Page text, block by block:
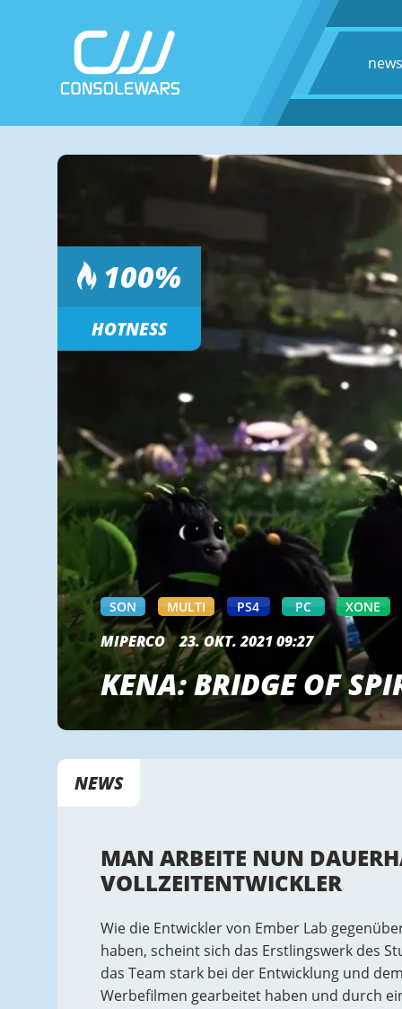
100%
HOTNESS
SON MULTI PS4 PC XONE
MIPERCO 23. OKT. 2021 09:27
KENA: BRIDGE OF
NEWS
MAN ARBEITE NUN
VOLLZEITENTWICKLER
Wie die Entwickler von Ember Lab
haben, scheint sich das Erstlingswerk des
das Team stark bei der Entwicklung und
Werbefilmen gearbeitet haben und durch